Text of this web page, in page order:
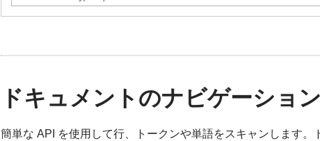
ドキュメントのナビゲーショ
簡単な API を使用して行、トークンや単語をスキャンします